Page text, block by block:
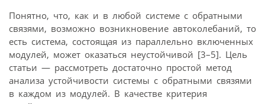
Понятно, что, как и в любой системе с обратными
связями, возможно возникновение автоколебаний, то
есть система, состоящая из параллельно включенных
модулей, может оказаться неустойчивой [3–5]. Цель
статьи — рассмотреть достаточно простой метод
анализа устойчивости системы с обратными связями
в каждом из модулей. В качестве критерия